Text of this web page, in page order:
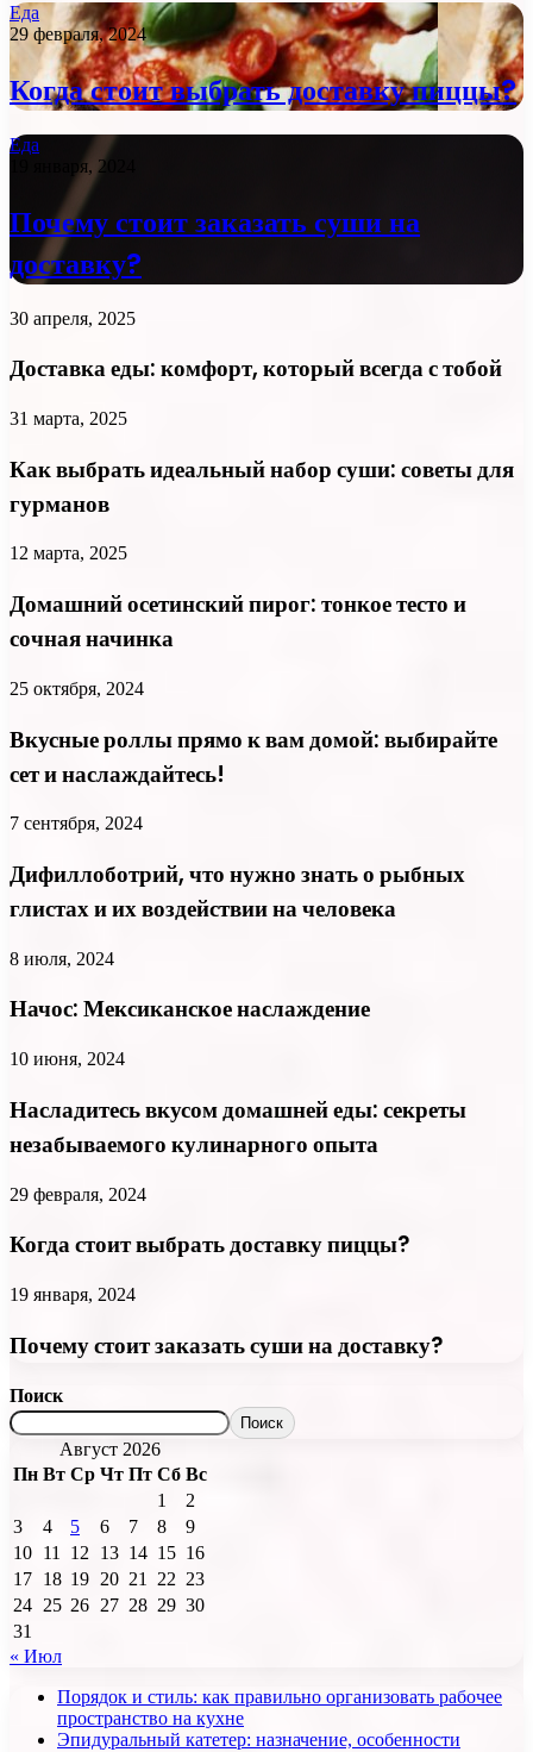
Еда
29 февраля, 2024
Когда стоит выбрать доставку пиццы?
Еда
19 января, 2024
Почему стоит заказать суши на
доставку?
30 апреля, 2025
Доставка еды: комфорт, который всегда с тобой
31 марта, 2025
Как выбрать идеальный набор суши: советы для
гурманов
12 марта, 2025
Домашний осетинский пирог: тонкое тесто и
сочная начинка
25 октября, 2024
Вкусные роллы прямо к вам домой: выбирайте
сет и наслаждайтесь!
7 сентября, 2024
Дифиллоботрий, что нужно знать о рыбных
глистах и их воздействии на человека
8 июля, 2024
Начос: Мексиканское наслаждение
10 июня, 2024
Насладитесь вкусом домашней еды: секреты
незабываемого кулинарного опыта
29 февраля, 2024
Когда стоит выбрать доставку пиццы?
19 января, 2024
Почему стоит заказать суши на доставку?
Поиск
Поиск
Август 2026
Пн Вт Ср Чт Пт Сб Вс
1
2
3
4 5 6 7 8
9
10 11 12 13 14 15 16
17 18 19 20 21 22 23
24 25 26 27 28 29 30
31
« Июл
Порядок и стиль: как правильно организовать рабочее
пространство на кухне
Эпидуральный катетер: назначение, особенности